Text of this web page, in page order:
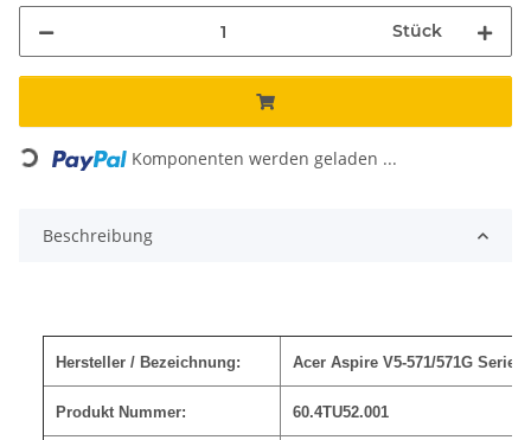
Stück
Loading... Komponenten werden geladen ...
Beschreibung
Hersteller / Bezeichnung: Acer Aspire V5-571/571G Serie
Produkt Nummer: 60.4TU52.001